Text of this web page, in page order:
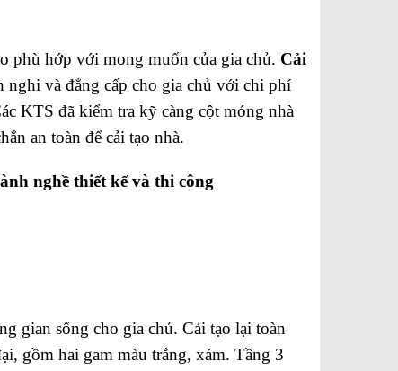
phù hớp với mong muốn của gia chủ. Cải
và đẳng cấp cho gia chủ với chi phí
KTS đã kiểm tra kỹ càng cột móng nhà
an toàn để cải tạo nhà.
nghề thiết kế và thi công
gian sống cho gia chủ. Cải tạo lại toàn
gồm hai gam màu trắng, xám. Tầng 3